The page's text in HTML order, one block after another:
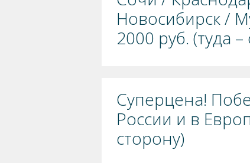
Новосибирск /
2000 руб. (туда
Суперцена!
России и в
сторону)